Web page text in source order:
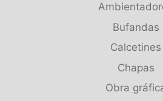
Bufandas
Calcetines
Chapas
Obra